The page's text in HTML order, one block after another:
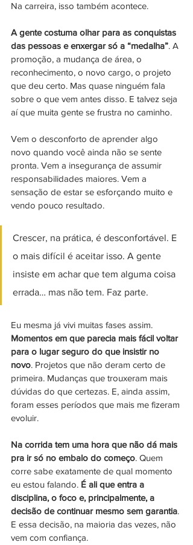
Na carreira, isso também acontece.
A gente costuma olhar para as conquistas
das pessoas e enxergar só a “medalha”. A
promoção, a mudança de área, o
reconhecimento, o novo cargo, o projeto
que deu certo. Mas quase ninguém fala
sobre o que vem antes disso. E talvez seja
aí que muita gente se frustra no caminho.
Vem o desconforto de aprender algo
novo quando você ainda não se sente
pronta. Vem a insegurança de assumir
responsabilidades maiores. Vem a
sensação de estar se esforçando muito e
vendo pouco resultado.
Crescer, na prática, é desconfortável. E
o mais difícil é aceitar isso. A gente
insiste em achar que tem alguma coisa
errada… mas não tem. Faz parte.
Eu mesma já vivi muitas fases assim.
Momentos em que parecia mais fácil voltar
para o lugar seguro do que insistir no
novo. Projetos que não deram certo de
primeira. Mudanças que trouxeram mais
dúvidas do que certezas. E, ainda assim,
foram esses períodos que mais me fizeram
evoluir.
Na corrida tem uma hora que não dá mais
pra ir só no embalo do começo. Quem
corre sabe exatamente de qual momento
eu estou falando. É ali que entra a
disciplina, o foco e, principalmente, a
decisão de continuar mesmo sem garantia.
E essa decisão, na maioria das vezes, não
vem com confiança.